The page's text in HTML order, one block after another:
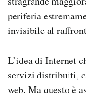
periferia
invisibile al
L’idea di Internet
servizi distribuiti,
web. Ma questo è